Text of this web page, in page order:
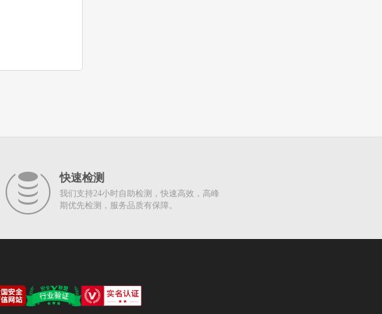
快速检测
我们支持24小时自助检测，快速高效，高峰
期优先检测，服务品质有保障。